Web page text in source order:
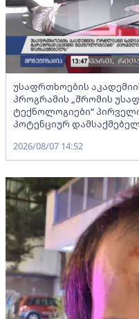
უსაფრთხოების
პროგრამის „შრომის
ტექნოლოგიები“
პოტენციურ
2026/08/07 14:52